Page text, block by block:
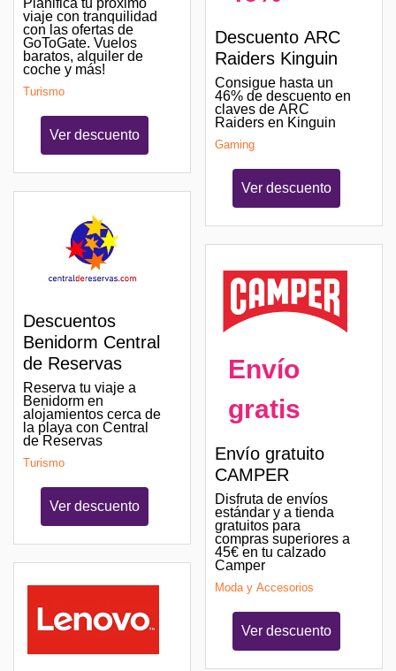
Planifica tu próximo
viaje con tranquilidad
con las ofertas de
GoToGate. Vuelos
baratos, alquiler de
coche y más!
Turismo
Ver descuento
Descuentos
Benidorm Central
de Reservas
Reserva tu viaje a
Benidorm en
alojamientos cerca de
la playa con Central
de Reservas
Turismo
Ver descuento
Descuento ARC
Raiders Kinguin
Consigue hasta un
46% de descuento en
claves de ARC
Raiders en Kinguin
Gaming
Ver descuento
Envío
gratis
Envío gratuito
CAMPER
Disfruta de envíos
estándar y a tienda
gratuitos para
compras superiores a
45€ en tu calzado
Camper
Moda y Accesorios
Ver descuento